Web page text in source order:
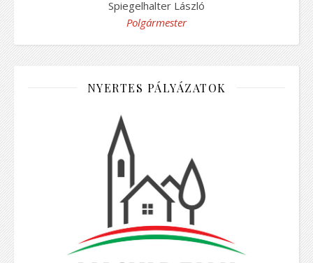
Spiegelhalter László
Polgármester
NYERTES PÁLYÁZATOK